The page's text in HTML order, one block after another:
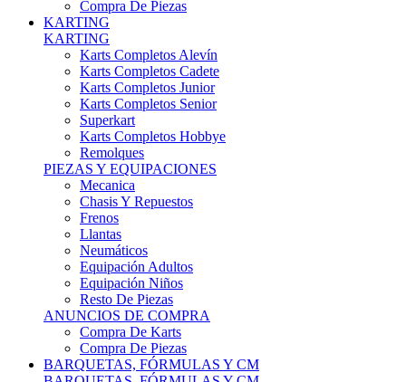
Equipación Adultos
Equipación Niños
Resto De Piezas
ANUNCIOS DE COMPRA
Compra De Karts
Compra De Piezas
BARQUETAS, FÓRMULAS Y CM
BARQUETAS, FÓRMULAS Y CM
Barquetas
Fórmulas
Cm
Prototipos
Remolques
PIEZAS Y EQUIPACIONES
Mecánica
Electrónica
Chasis Y Carrocería
Suspensiones
Frenos
Llantas
Neumáticos
Resto De Piezas
ANUNCIOS DE COMPRA